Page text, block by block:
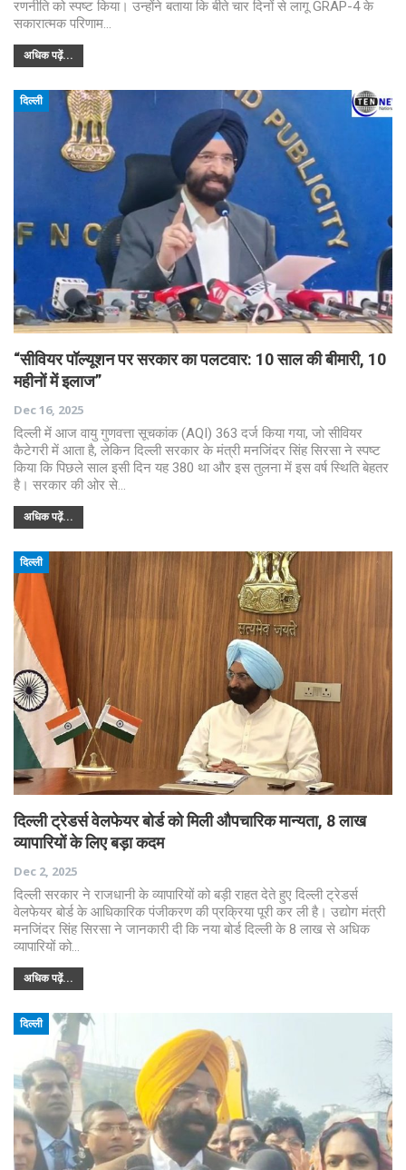
रणनीति को स्पष्ट किया। उन्होंने बताया कि बीते चार दिनों से लागू GRAP-4 के
सकारात्मक परिणाम…
अधिक पढ़ें...
दिल्ली
“सीवियर पॉल्यूशन पर सरकार का पलटवार: 10 साल की बीमारी, 10
महीनों में इलाज”
Dec 16, 2025
दिल्ली में आज वायु गुणवत्ता सूचकांक (AQI) 363 दर्ज किया गया, जो सीवियर
कैटेगरी में आता है, लेकिन दिल्ली सरकार के मंत्री मनजिंदर सिंह सिरसा ने स्पष्ट
किया कि पिछले साल इसी दिन यह 380 था और इस तुलना में इस वर्ष स्थिति बेहतर
है। सरकार की ओर से…
अधिक पढ़ें...
दिल्ली
दिल्ली ट्रेडर्स वेलफेयर बोर्ड को मिली औपचारिक मान्यता, 8 लाख
व्यापारियों के लिए बड़ा कदम
Dec 2, 2025
दिल्ली सरकार ने राजधानी के व्यापारियों को बड़ी राहत देते हुए दिल्ली ट्रेडर्स
वेलफेयर बोर्ड के आधिकारिक पंजीकरण की प्रक्रिया पूरी कर ली है। उद्योग मंत्री
मनजिंदर सिंह सिरसा ने जानकारी दी कि नया बोर्ड दिल्ली के 8 लाख से अधिक
व्यापारियों को…
अधिक पढ़ें...
दिल्ली